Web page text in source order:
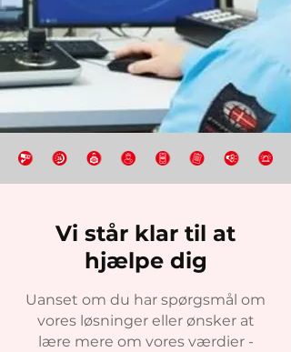
Vi står klar til at
hjælpe dig
Uanset om du har spørgsmål om
vores løsninger eller ønsker at
lære mere om vores værdier -